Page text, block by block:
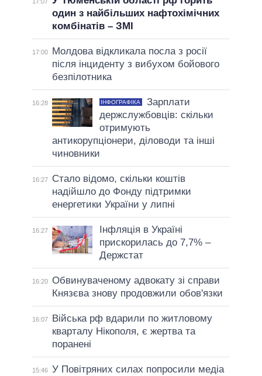
один з найбільших нафтохімічних
комбінатів – ЗМІ
17:00
Молдова відкликала посла з росії
після інциденту з вибухом бойового
безпілотника
16:28 ІНФОГРАФІКА
Зарплати
держслужбовців: скільки
отримують
антикорупціонери, діловоди та інші
чиновники
16:27
Стало відомо, скільки коштів
надійшло до Фонду підтримки
енергетики України у липні
16:27
Інфляція в Україні
прискорилась до 7,7% –
Держстат
16:20 Обвинуваченому адвокату зі справи
Князєва знову продовжили обов'язки
16:07
Війська рф вдарили по житловому
кварталу Нікополя, є жертва та
поранені
15:46 У Повітряних силах попросили медіа